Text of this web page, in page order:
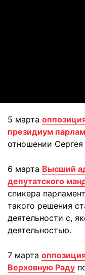
5 марта
президиум
отношении Сергея
6 марта Высший
депутатского
спикера
такого решения
деятельности с,
деятельностью.
7 марта
Верховную Раду